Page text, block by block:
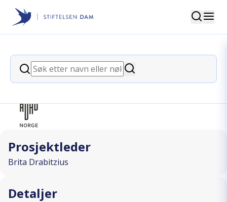
Stiftelsen Dam
Søk
Søk
Søk
back
Informasjonsopphold
Prosjektleder
Brita Drabitzius
Detaljer